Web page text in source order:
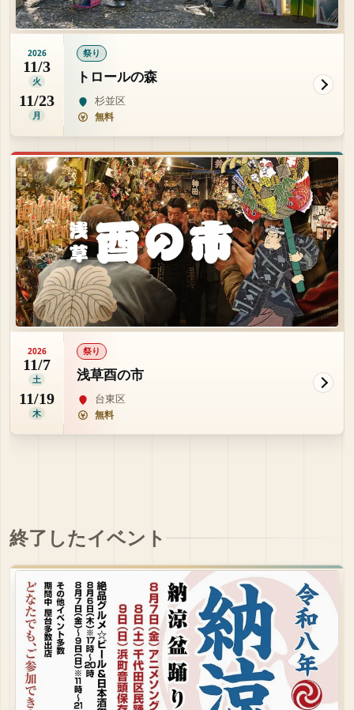
2026
11/3
火
11/23
月
祭り
トロールの森
杉並区
無料
2026
11/7
土
11/19
木
祭り
浅草酉の市
台東区
無料
終了したイベント